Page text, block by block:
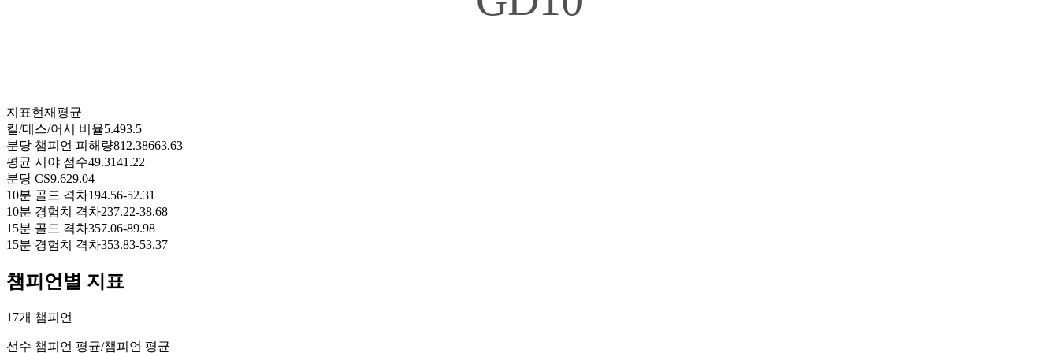
지표현재평균
킬/데스/어시 비율5.493.5
분당 챔피언 피해량812.38663.63
평균 시야 점수49.3141.22
분당 CS9.629.04
10분 골드 격차194.56-52.31
10분 경험치 격차237.22-38.68
15분 골드 격차357.06-89.98
15분 경험치 격차353.83-53.37
챔피언별 지표
17개 챔피언
선수 챔피언 평균/챔피언 평균